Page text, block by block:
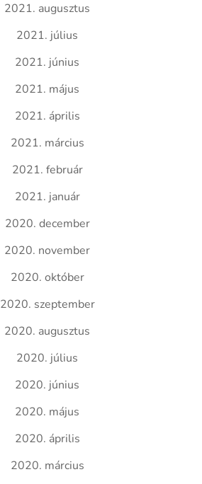
2021. augusztus
2021. július
2021. június
2021. május
2021. április
2021. március
2021. február
2021. január
2020. december
2020. november
2020. október
2020. szeptember
2020. augusztus
2020. július
2020. június
2020. május
2020. április
2020. március